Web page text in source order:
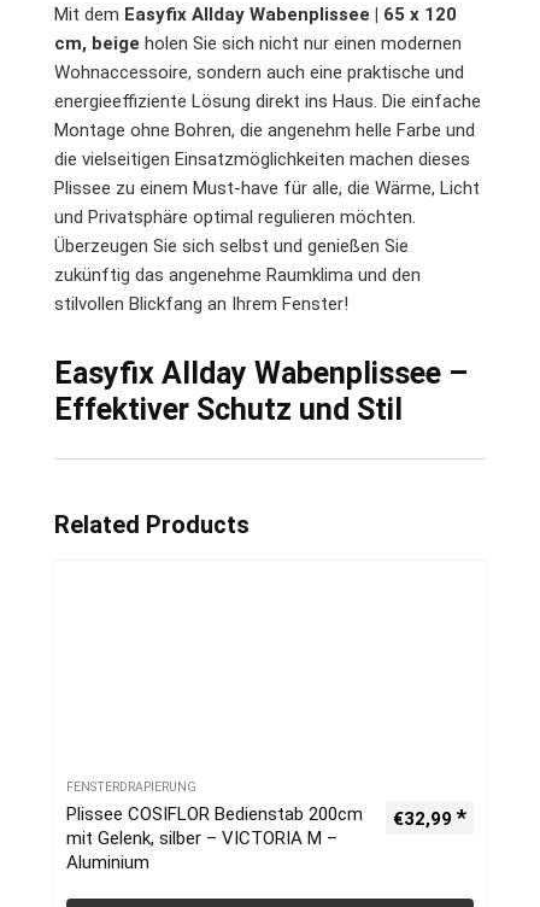
Mit dem Easyfix Allday Wabenplissee | 65 x 120
cm, beige holen Sie sich nicht nur einen modernen
Wohnaccessoire, sondern auch eine praktische und
energieeffiziente Lösung direkt ins Haus. Die einfache
Montage ohne Bohren, die angenehm helle Farbe und
die vielseitigen Einsatzmöglichkeiten machen dieses
Plissee zu einem Must-have für alle, die Wärme, Licht
und Privatsphäre optimal regulieren möchten.
Überzeugen Sie sich selbst und genießen Sie
zukünftig das angenehme Raumklima und den
stilvollen Blickfang an Ihrem Fenster!
Easyfix Allday Wabenplissee –
Effektiver Schutz und Stil
Related Products
FENSTERDRAPIERUNG
Plissee COSIFLOR Bedienstab 200cm
mit Gelenk, silber – VICTORIA M –
Aluminium
€32,99